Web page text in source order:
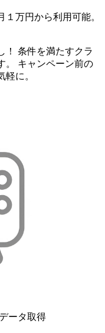
万円から利用可能。
！ 条件を満たすクラ
。 キャンペーン前の
に。
ータ取得